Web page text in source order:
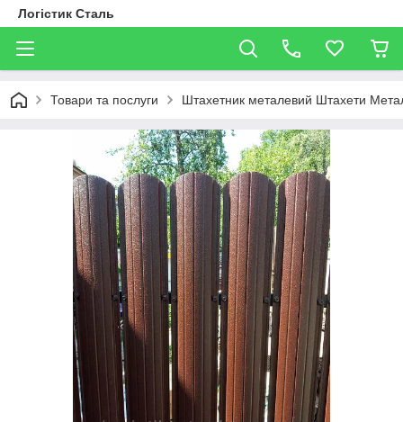
Логістик Сталь
Товари та послуги Штахетник металевий Штахети